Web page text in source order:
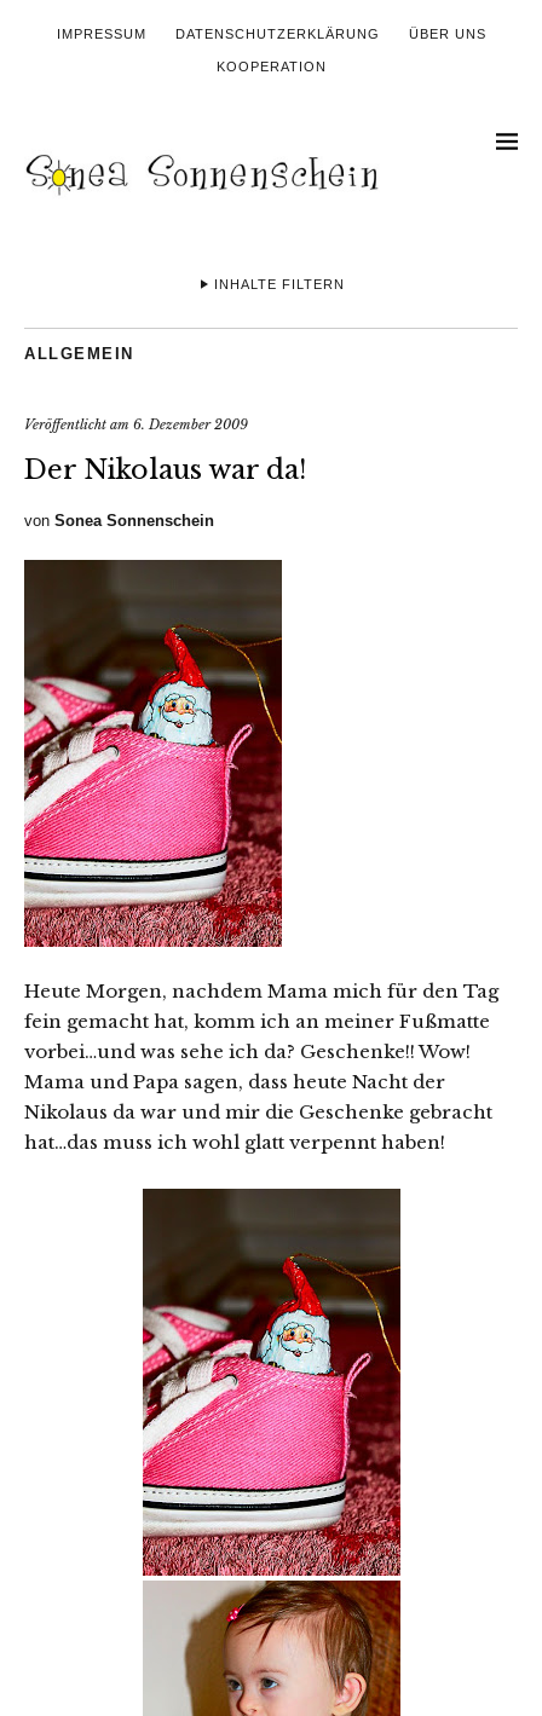
IMPRESSUM DATENSCHUTZERKLÄRUNG ÜBER UNS
KOOPERATION
INHALTE FILTERN
ALLGEMEIN
Veröffentlicht am 6. Dezember 2009
Der Nikolaus war da!
von Sonea Sonnenschein
Heute Morgen, nachdem Mama mich für den Tag
fein gemacht hat, komm ich an meiner Fußmatte
vorbei…und was sehe ich da? Geschenke!! Wow!
Mama und Papa sagen, dass heute Nacht der
Nikolaus da war und mir die Geschenke gebracht
hat…das muss ich wohl glatt verpennt haben!